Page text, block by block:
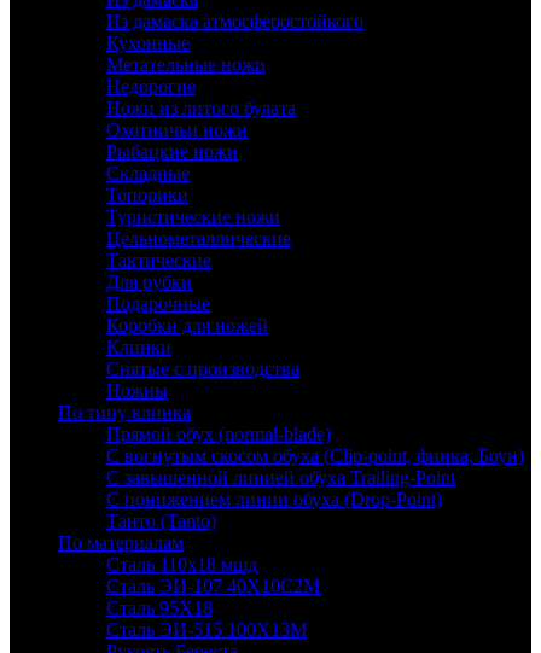
Из дамаска атмосферостойкого
Кухонные
Метательные ножи
Недорогие
Ножи из литого булата
Охотничьи ножи
Рыбацкие ножи
Складные
Топорики
Туристические ножи
Цельнометаллические
Тактические
Для рубки
Подарочные
Коробки для ножей
Клинки
Снятые с производства
Ножны
По типу клинка
Прямой обух (normal-blade)
С вогнутым скосом обуха (Clip-point, финка, Боуи)
С завышенной линией обуха Trailing-Point
С понижением линии обуха (Drop-Point)
Танто (Tanto)
По материалам
Сталь 110х18 мшд
Сталь ЭИ-107 40Х10С2М
Сталь 95Х18
Сталь ЭИ-515 100Х13М